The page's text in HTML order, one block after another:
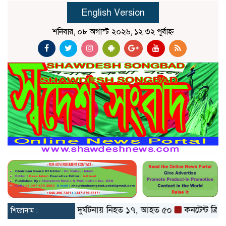
English Version
শনিবার, ০৮ অগাস্ট ২০২৬, ১২:৩২ পূর্বাহ্ন
শিরোনাম :
ও বগুড়ায় বাস দুর্ঘটনায় নিহত ১৭, আহত ৫০ কনটেন্ট ক্রিয়েটর